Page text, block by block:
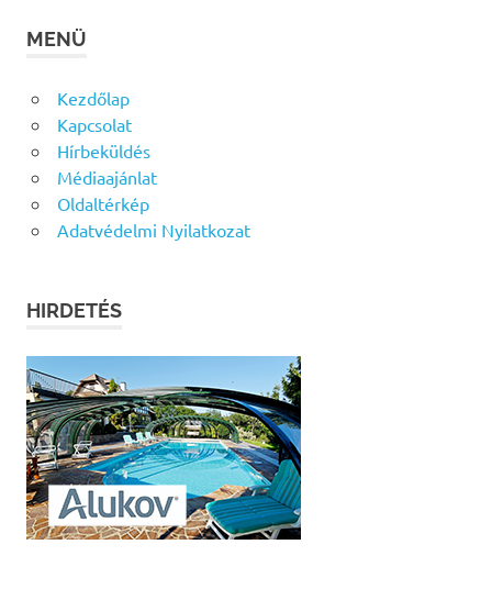
MENÜ
Kezdőlap
Kapcsolat
Hírbeküldés
Médiaajánlat
Oldaltérkép
Adatvédelmi Nyilatkozat
HIRDETÉS